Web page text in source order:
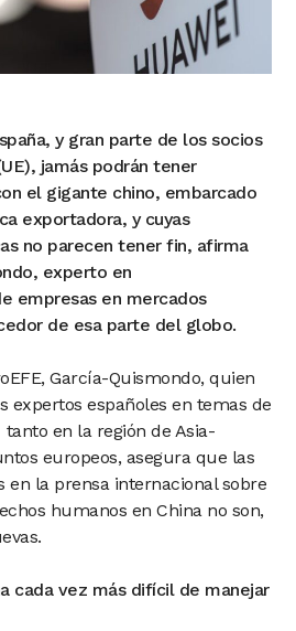
y gran parte de los socios
jamás podrán tener
el gigante chino, embarcado
exportadora, y cuyas
no parecen tener fin, afirma
experto en
empresas en mercados
de esa parte del globo.
García-Quismondo, quien
expertos españoles en temas de
en la región de Asia-
europeos, asegura que las
en la prensa internacional sobre
humanos en China no son,
cada vez más difícil de manejar